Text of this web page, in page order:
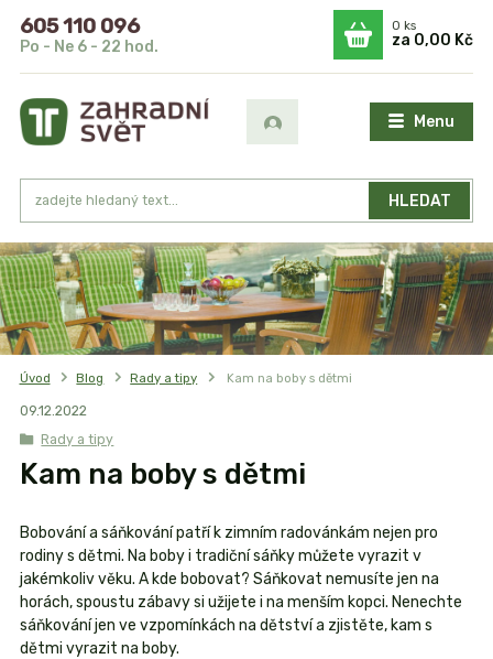
Menu
HLEDAT
605 110 096
Po - Ne 6 - 22 hod.
0ks
za 0,00 Kč
Úvod Blog Rady a tipy Kam na boby s dětmi
09.12.2022
Rady a tipy
Kam na boby s dětmi
Bobování a sáňkování patří k zimním radovánkám nejen pro
rodiny s dětmi. Na boby i tradiční sáňky můžete vyrazit v
jakémkoliv věku. A kde bobovat? Sáňkovat nemusíte jen na
horách, spoustu zábavy si užijete i na menším kopci. Nenechte
sáňkování jen ve vzpomínkách na dětství a zjistěte, kam s
dětmi vyrazit na boby.